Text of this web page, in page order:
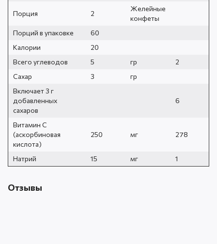
Порция 2
Желейные
конфеты
Порций в упаковке
60
Калории
20
Всего углеводов
5 гр
2
Сахар
3
гр
Включает 3 г
добавленных
сахаров
6
Витамин С
(аскорбиновая
кислота)
250 мг 278
Натрий 15 мг 1
Отзывы